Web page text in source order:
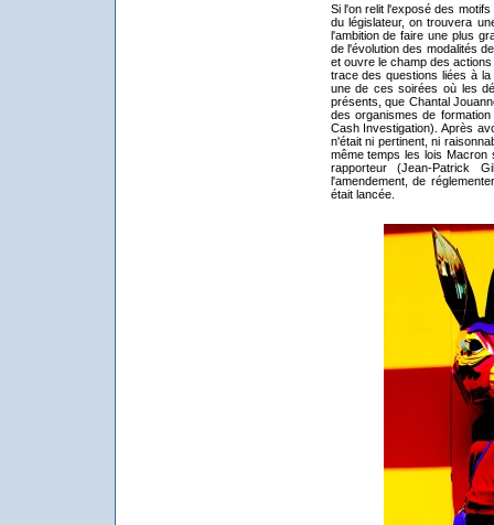
Si l'on relit l'exposé des
du législateur, on trouvera
l'ambition de faire une plus
de l'évolution des modalités
et ouvre le champ des
trace des questions liées à
une de ces soirées où les
présents, que Chantal
des organismes de
Cash Investigation). Après
n'était ni pertinent, ni
même temps les lois Macron
rapporteur (Jean-Patrick
l'amendement, de
était lancée.